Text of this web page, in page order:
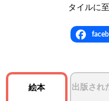
タイルに
絵本 出版され